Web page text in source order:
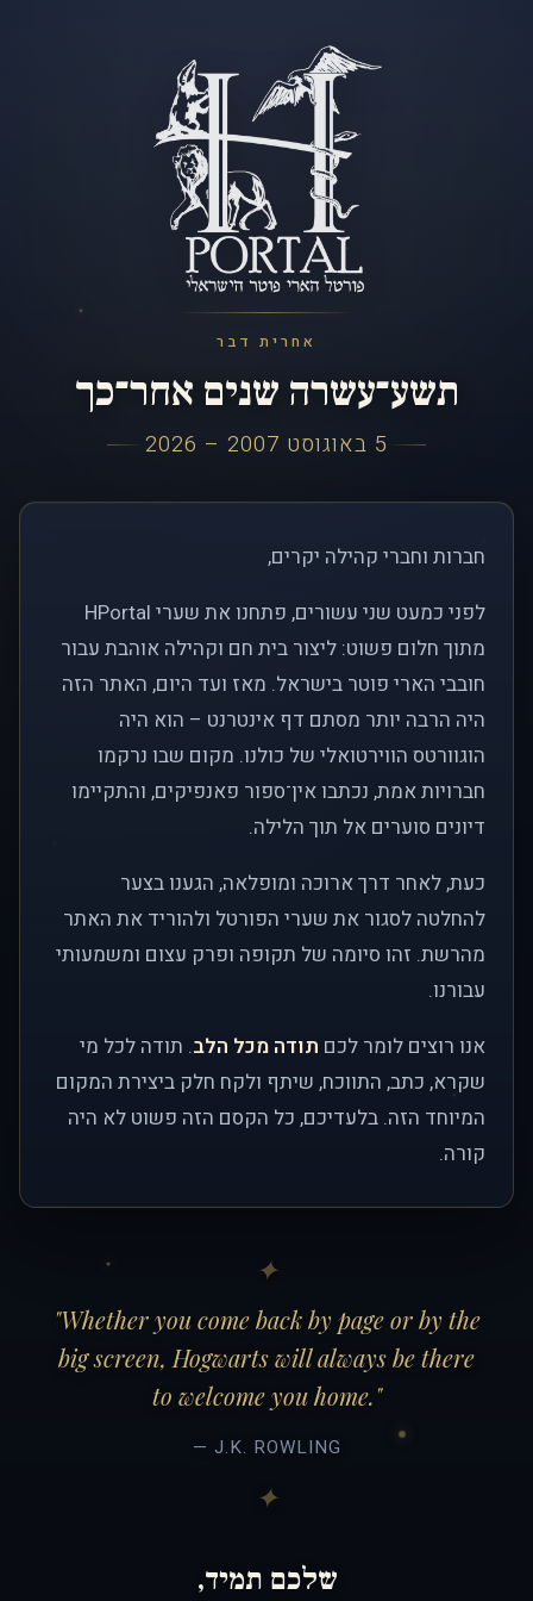
אחרית דבר
תשע־עשרה שנים אחר־כך
5 באוגוסט 2007 – 2026
חברות וחברי קהילה יקרים,
לפני כמעט שני עשורים, פתחנו את שערי HPortal
מתוך חלום פשוט: ליצור בית חם וקהילה אוהבת עבור
חובבי הארי פוטר בישראל. מאז ועד היום, האתר הזה
היה הרבה יותר מסתם דף אינטרנט – הוא היה
הוגוורטס הווירטואלי של כולנו. מקום שבו נרקמו
חברויות אמת, נכתבו אין־ספור פאנפיקים, והתקיימו
דיונים סוערים אל תוך הלילה.
כעת, לאחר דרך ארוכה ומופלאה, הגענו בצער
להחלטה לסגור את שערי הפורטל ולהוריד את האתר
מהרשת. זהו סיומה של תקופה ופרק עצום ומשמעותי
עבורנו.
אנו רוצים לומר לכם תודה מכל הלב. תודה לכל מי
שקרא, כתב, התווכח, שיתף ולקח חלק ביצירת המקום
המיוחד הזה. בלעדיכם, כל הקסם הזה פשוט לא היה
קורה.
"Whether you come back by page or by the
big screen, Hogwarts will always be there
to welcome you home."
— J.K. ROWLING
שלכם תמיד,